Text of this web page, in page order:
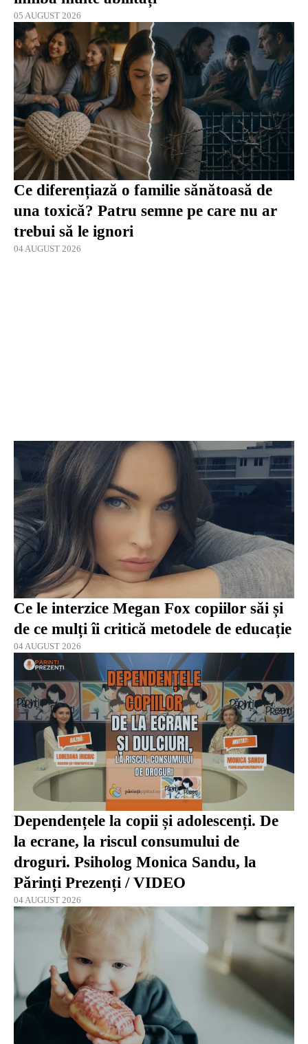
05 AUGUST 2026
Ce diferențiază o familie sănătoasă de
una toxică? Patru semne pe care nu ar
trebui să le ignori
04 AUGUST 2026
Ce le interzice Megan Fox copiilor săi și
de ce mulți îi critică metodele de educație
04 AUGUST 2026
Dependențele la copii și adolescenți. De
la ecrane, la riscul consumului de
droguri. Psiholog Monica Sandu, la
Părinți Prezenți / VIDEO
04 AUGUST 2026